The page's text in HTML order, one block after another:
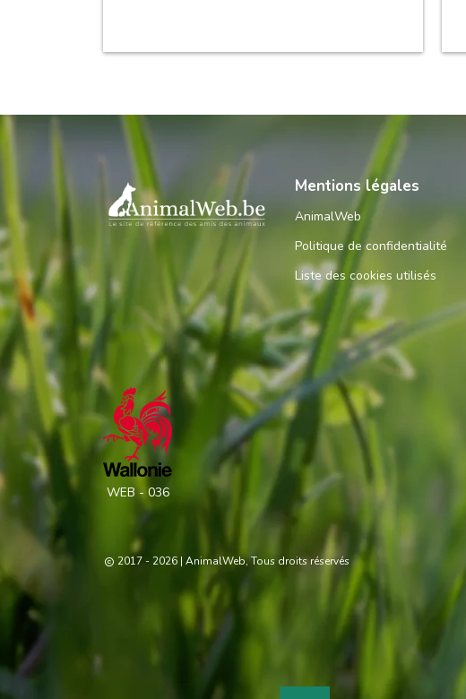
WEB - 036
Mentions légales
AnimalWeb
Politique de confidentialité
Liste des cookies utilisés
2017 - 2026 | AnimalWeb, Tous droits réservés